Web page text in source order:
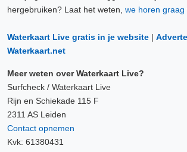
hergebruiken? Laat het weten, we horen graag
Waterkaart Live gratis in je website |
Waterkaart.net
Meer weten over Waterkaart Live?
Surfcheck / Waterkaart Live
Rijn en Schiekade 115 F
2311 AS Leiden
Contact opnemen
Kvk: 61380431